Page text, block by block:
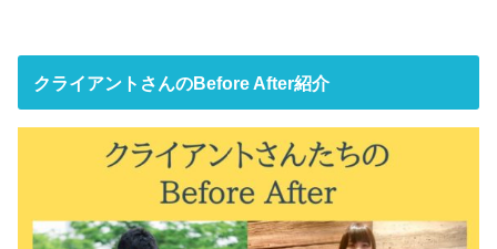
クライアントさんのBefore After紹介